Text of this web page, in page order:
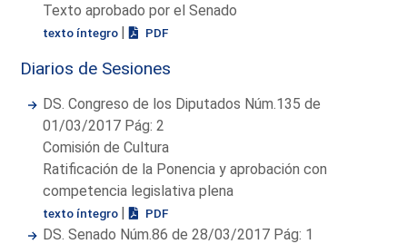
Texto aprobado por el Senado
texto íntegro | PDF
Diarios de Sesiones
DS. Congreso de los Diputados Núm.135 de
01/03/2017 Pág: 2
Comisión de Cultura
Ratificación de la Ponencia y aprobación con
competencia legislativa plena
texto íntegro | PDF
DS. Senado Núm.86 de 28/03/2017 Pág: 1